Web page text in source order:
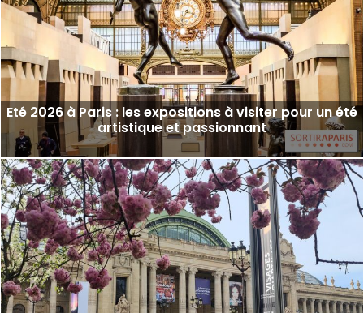
Eté 2026 à Paris : les expositions à visiter pour un été
artistique et passionnant